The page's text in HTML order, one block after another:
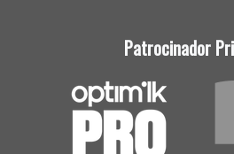
Patrocinador